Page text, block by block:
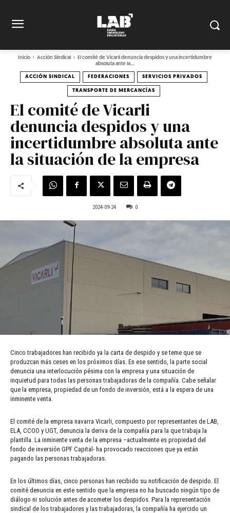
Inicio Acción Sindical
El comité de Vicarli denuncia despidos y una incertidumbre
absoluta ante la...
ACCIÓN SINDICAL FEDERACIONES SERVICIOS PRIVADOS
TRANSPORTE DE MERCANCÍAS
El comité de Vicarli
denuncia despidos y una
incertidumbre absoluta ante
la situación de la empresa
2024-09-24 0
Cinco trabajadores han recibido ya la carta de despido y se teme que se
produzcan más ceses en los próximos días. En ese sentido, la parte social
denuncia una interlocución pésima con la empresa y una situación de
inquietud para todas las personas trabajadoras de la compañía. Cabe señalar
que la empresa, propiedad de un fondo de inversión, está a la espera de una
inminente venta.
El comité de la empresa navarra Vicarli, compuesto por representantes de LAB,
ELA, CCOO y UGT, denuncia la deriva de la compañía para la que trabaja la
plantilla. La inminente venta de la empresa –actualmente es propiedad del
fondo de inversión GPF Capital- ha provocado reacciones que ya están
pagando las personas trabajadoras.
En los últimos días, cinco personas han recibido su notificación de despido. El
comité denuncia en este sentido que la empresa no ha buscado ningún tipo de
diálogo ni solución antes de acometer los despidos. Para la representación
sindical de los trabajadores y las trabajadoras, la compañía ha ejercido un